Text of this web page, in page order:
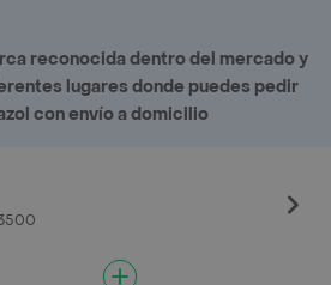
reconocida dentro del mercado y
lugares donde puedes pedir
con envío a domicilio